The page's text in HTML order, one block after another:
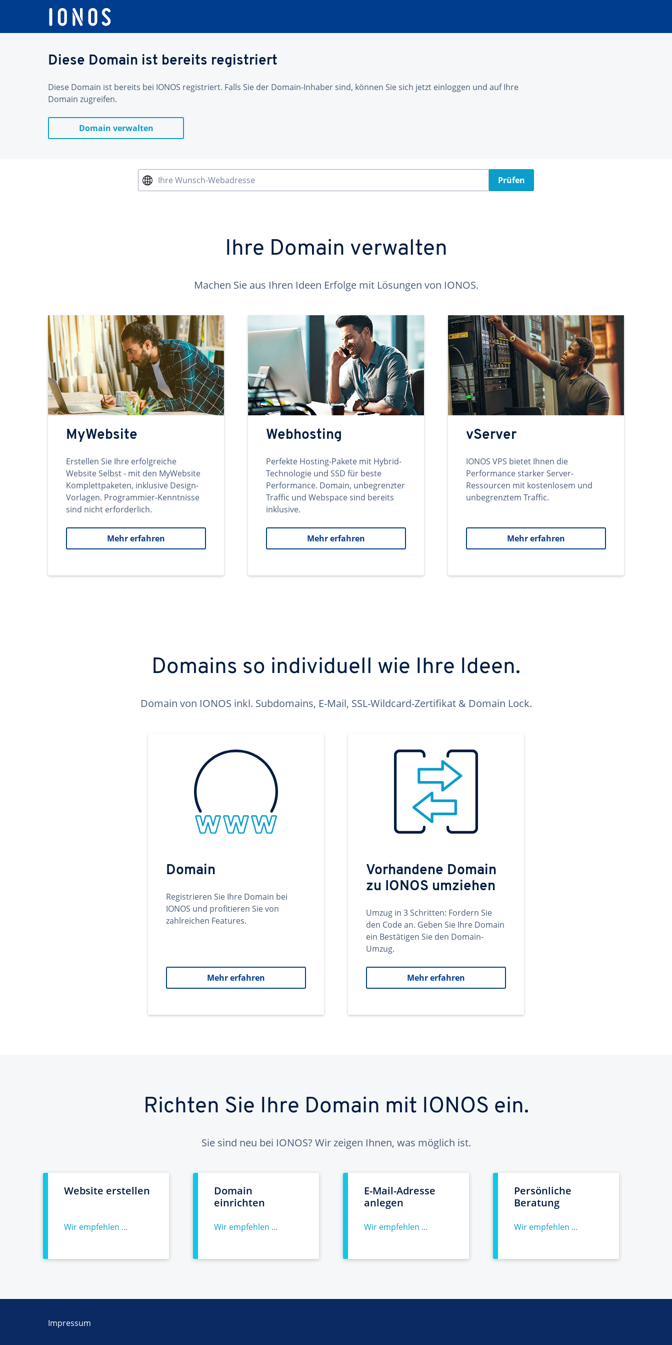
Diese Domain ist bereits registriert
Diese Domain ist bereits bei IONOS registriert. Falls Sie der Domain-Inhaber sind, können Sie sich jetzt einloggen und auf Ihre
Domain zugreifen.
Domain verwalten
Ihre Wunsch-Webadresse Prüfen
Ihre Domain verwalten
Machen Sie aus Ihren Ideen Erfolge mit Lösungen von IONOS.
MyWebsite
Erstellen Sie Ihre erfolgreiche
Website Selbst - mit den MyWebsite
Komplettpaketen, inklusive Design-
Vorlagen. Programmier-Kenntnisse
sind nicht erforderlich.
Mehr erfahren
Webhosting
Perfekte Hosting-Pakete mit Hybrid-
Technologie und SSD für beste
Performance. Domain, unbegrenzter
Traffic und Webspace sind bereits
inklusive.
Mehr erfahren
vServer
IONOS VPS bietet Ihnen die
Performance starker Server-
Ressourcen mit kostenlosem und
unbegrenztem Traffic.
Mehr erfahren
Domains so individuell wie Ihre Ideen.
Domain von IONOS inkl. Subdomains, E-Mail, SSL-Wildcard-Zertifikat & Domain Lock.
Domain
Registrieren Sie Ihre Domain bei
IONOS und profitieren Sie von
zahlreichen Features.
Mehr erfahren
Vorhandene Domain
zu IONOS umziehen
Umzug in 3 Schritten: Fordern Sie
den Code an. Geben Sie Ihre Domain
ein Bestätigen Sie den Domain-
Umzug.
Mehr erfahren
Richten Sie Ihre Domain mit IONOS ein.
Sie sind neu bei IONOS? Wir zeigen Ihnen, was möglich ist.
Website erstellen
Wir empfehlen ...
Domain
einrichten
Wir empfehlen ...
E-Mail-Adresse
anlegen
Wir empfehlen ...
Persönliche
Beratung
Wir empfehlen ...
Impressum